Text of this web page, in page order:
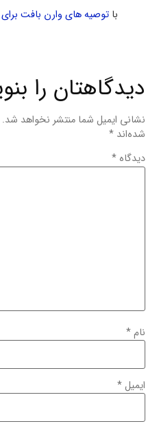
با توصیه های وارن بافت
دیدگاهتان را
نشانی ایمیل شما منتشر نخواهد شد.
شده‌اند *
دیدگاه *
نام*
ایمیل*